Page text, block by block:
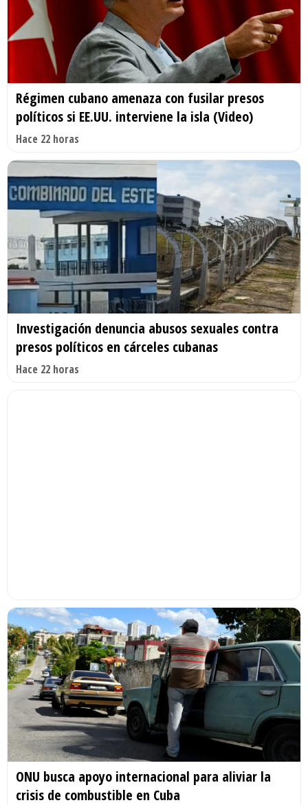
Régimen cubano amenaza con fusilar presos
políticos si EE.UU. interviene la isla (Video)
Hace 22 horas
Investigación denuncia abusos sexuales contra
presos políticos en cárceles cubanas
Hace 22 horas
ONU busca apoyo internacional para aliviar la
crisis de combustible en Cuba